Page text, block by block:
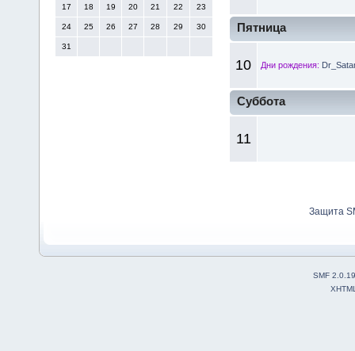
17 18 19 20 21 22 23
24 25 26 27 28 29 30
31
Пятница
10 Дни рождения:
Суббота
11
Защита
SMF 2.0.19